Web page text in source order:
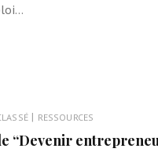
| RESSOURCES
“Devenir